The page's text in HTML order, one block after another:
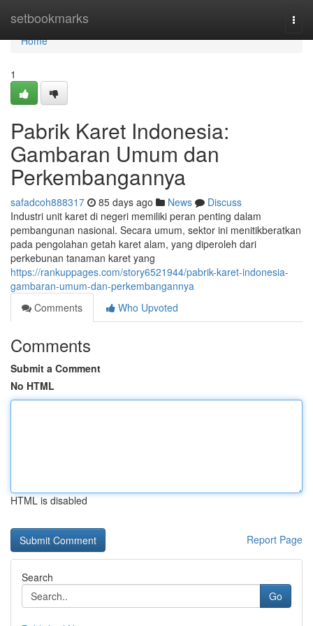
setbookmarks
Home
Home
1
Pabrik Karet Indonesia:
Gambaran Umum dan
Perkembangannya
safadcoh888317 85 days ago News
Discuss
Industri unit karet di negeri memiliki peran penting dalam
pembangunan nasional. Secara umum, sektor ini menitikberatkan
pada pengolahan getah karet alam, yang diperoleh dari
perkebunan tanaman karet yang
https://rankuppages.com/story6521944/pabrik-karet-indonesia-
gambaran-umum-dan-perkembangannya
Comments
Who Upvoted
Comments
Submit a Comment
No HTML
HTML is disabled
Report Page
Search
Go